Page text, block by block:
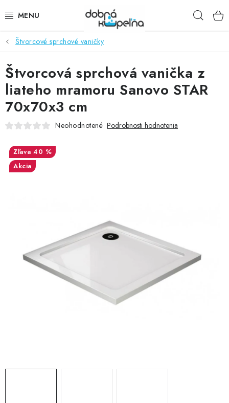
na
SPRCHOVÉ KÚTY
SPRCHOVÉ DVERE
BATÉRIE
VANE
KÚPEĽŇOVÝ NÁBYTOK
PRÍSLUŠENSTVO K SPRCHOVÝM KÚTOM A
NÁHRADNÉ DIELY
Obchodné podmienky
Štvorcové sprchové vaničky
Štvorcová sprchová vanička z
liateho mramoru Sanovo STAR
70x70x3 cm
Neohodnotené Podrobnosti hodnotenia
40 %
Akcia